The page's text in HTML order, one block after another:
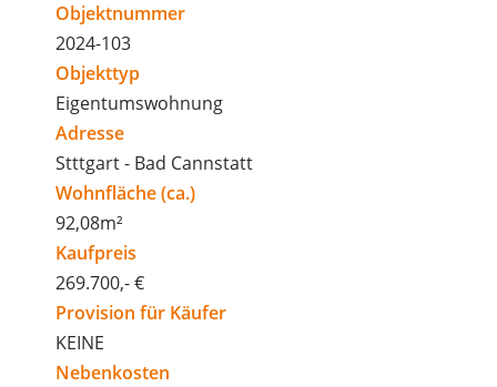
Objektnummer
2024-103
Objekttyp
Eigentumswohnung
Adresse
Stttgart - Bad Cannstatt
Wohnfläche (ca.)
92,08m²
Kaufpreis
269.700,- €
Provision für Käufer
KEINE
Nebenkosten